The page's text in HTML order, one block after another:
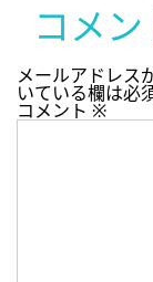
コメ
メールアドレス
いている欄は必
コメント ※